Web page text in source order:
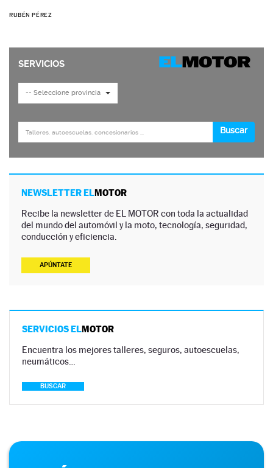
RUBÉN PÉREZ
NEWSLETTER ELMOTOR
Recibe la newsletter de EL MOTOR con toda la actualidad
del mundo del automóvil y la moto, tecnología, seguridad,
conducción y eficiencia.
APÚNTATE
SERVICIOS ELMOTOR
Encuentra los mejores talleres, seguros, autoescuelas,
neumáticos…
BUSCAR